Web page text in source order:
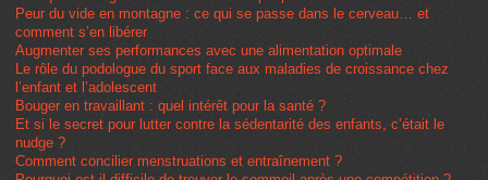
Peur du vide en montagne : ce qui se passe dans le cerveau… et
comment s’en libérer
Augmenter ses performances avec une alimentation optimale
Le rôle du podologue du sport face aux maladies de croissance chez
l’enfant et l’adolescent
Bouger en travaillant : quel intérêt pour la santé ?
Et si le secret pour lutter contre la sédentarité des enfants, c’était le
nudge ?
Comment concilier menstruations et entraînement ?